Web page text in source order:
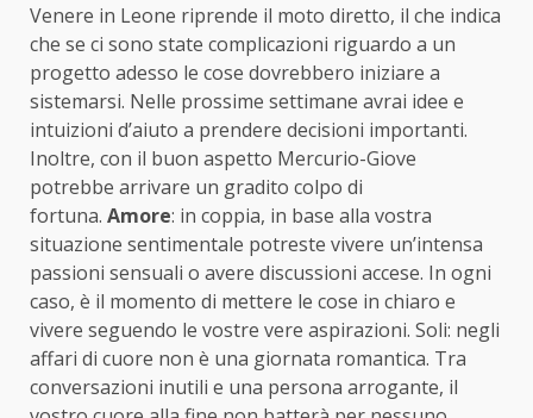
Venere in Leone riprende il moto diretto, il che indica
che se ci sono state complicazioni riguardo a un
progetto adesso le cose dovrebbero iniziare a
sistemarsi. Nelle prossime settimane avrai idee e
intuizioni d’aiuto a prendere decisioni importanti.
Inoltre, con il buon aspetto Mercurio-Giove
potrebbe arrivare un gradito colpo di
fortuna. Amore: in coppia, in base alla vostra
situazione sentimentale potreste vivere un’intensa
passioni sensuali o avere discussioni accese. In ogni
caso, è il momento di mettere le cose in chiaro e
vivere seguendo le vostre vere aspirazioni. Soli: negli
affari di cuore non è una giornata romantica. Tra
conversazioni inutili e una persona arrogante, il